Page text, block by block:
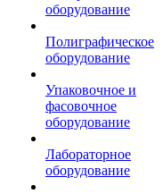
оборудование
Полиграфическое
оборудование
Упаковочное и
фасовочное
оборудование
Лабораторное
оборудование